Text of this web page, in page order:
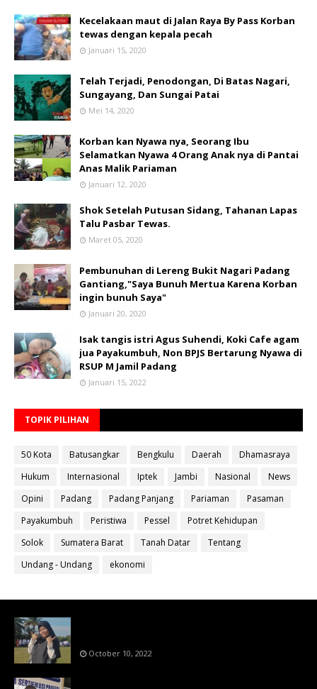
Kecelakaan maut di Jalan Raya By Pass Korban
tewas dengan kepala pecah
Januari 15, 2020
Telah Terjadi, Penodongan, Di Batas Nagari,
Sungayang, Dan Sungai Patai
Mei 14, 2020
Korban kan Nyawa nya, Seorang Ibu
Selamatkan Nyawa 4 Orang Anak nya di Pantai
Anas Malik Pariaman
Januari 12, 2020
Shok Setelah Putusan Sidang, Tahanan Lapas
Talu Pasbar Tewas.
Maret 05, 2020
Pembunuhan di Lereng Bukit Nagari Padang
Gantiang,"Saya Bunuh Mertua Karena Korban
ingin bunuh Saya"
Januari 20, 2020
Isak tangis istri Agus Suhendi, Koki Cafe agam
jua Payakumbuh, Non BPJS Bertarung Nyawa di
RSUP M Jamil Padang
Januari 15, 2022
TOPIK PILIHAN
50 Kota Batusangkar Bengkulu Daerah
Dhamasraya
Hukum
Internasional Iptek Jambi Nasional
News
Opini
Padang Padang Panjang Pariaman
Pasaman
Payakumbuh
Peristiwa Pessel
Potret Kehidupan
Solok
Sumatera Barat Tanah Datar
Tentang
Undang - Undang
ekonomi
October 10, 2022